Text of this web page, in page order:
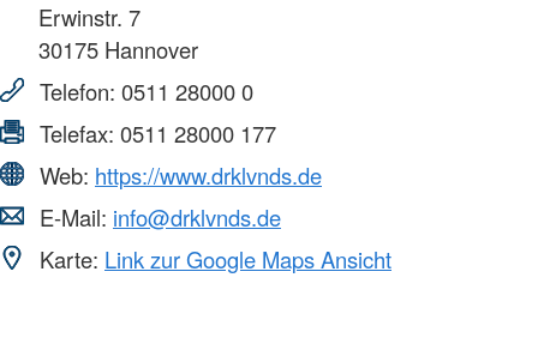
Erwinstr. 7
30175 Hannover
Telefon: 0511 28000 0
Telefax: 0511 28000 177
Web: https://www.drklvnds.de
E-Mail: info@drklvnds.de
Karte: Link zur Google Maps Ansicht